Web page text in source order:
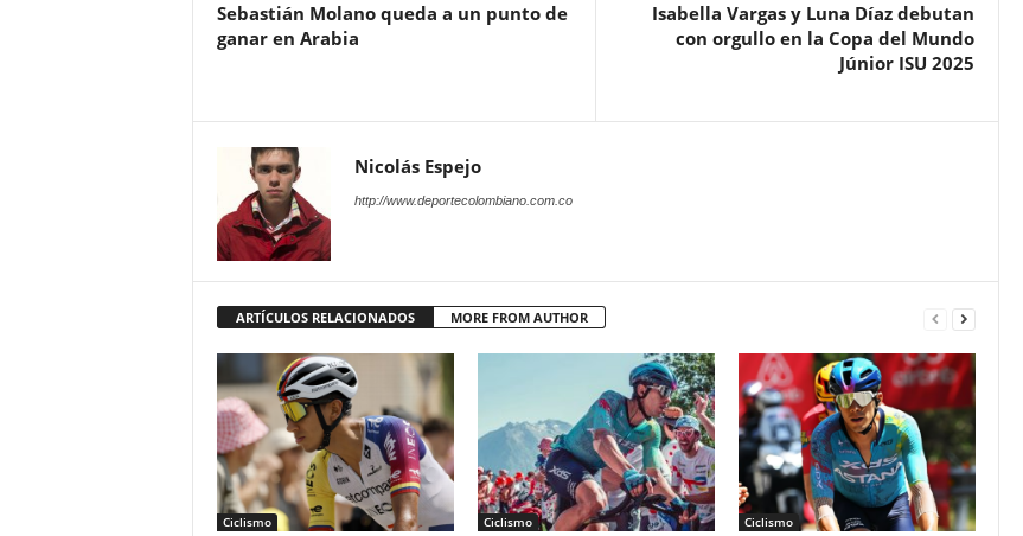
Sebastián Molano queda a un punto de
ganar en Arabia
Isabella Vargas y Luna Díaz debutan
con orgullo en la Copa del Mundo
Júnior ISU 2025
Nicolás Espejo
http://www.deportecolombiano.com.co
ARTÍCULOS RELACIONADOS MORE FROM AUTHOR
Ciclismo Ciclismo Ciclismo